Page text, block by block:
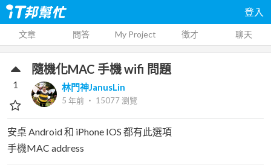
登入
文章 問答 My Project 徵才 聊天
隨機化MAC 手機 wifi 問題
林門神JanusLin
5 年前 ‧ 15077瀏覽
1
安桌 Android 和 iPhone IOS 都有此選項
手機MAC address